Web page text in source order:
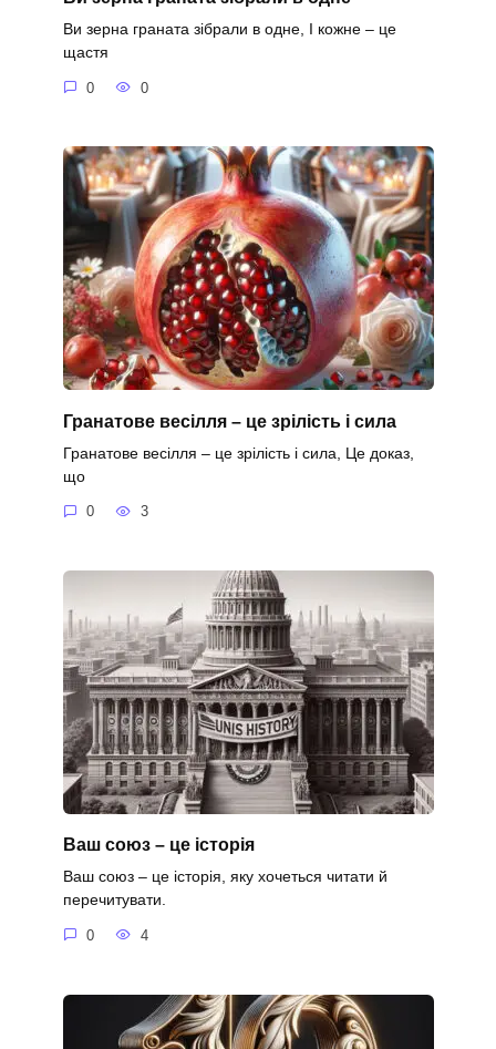
Ви зерна граната зібрали в одне, І кожне – це
щастя
0 0
Гранатове весілля – це зрілість і сила
Гранатове весілля – це зрілість і сила, Це доказ,
що
0 3
Ваш союз – це історія
Ваш союз – це історія, яку хочеться читати й
перечитувати.
0 4